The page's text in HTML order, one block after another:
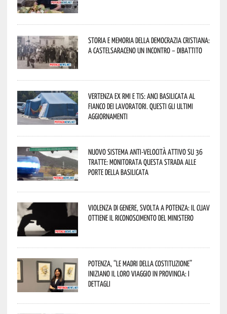
Storia e memoria della Democrazia Cristiana:
a Castelsaraceno un incontro – dibattito
Vertenza ex RMI e TIS: ANCI Basilicata al
fianco dei lavoratori. Questi gli ultimi
aggiornamenti
Nuovo sistema anti-velocità attivo su 36
tratte: monitorata questa strada alle
porte della Basilicata
Violenza di genere, svolta a Potenza: il CUAV
ottiene il riconoscimento del Ministero
Potenza, “Le Madri della Costituzione”
iniziano il loro viaggio in provincia: i
dettagli